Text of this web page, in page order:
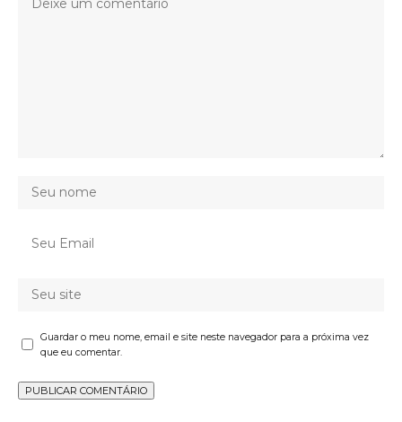
Guardar o meu nome, email e site neste navegador para a próxima vez
que eu comentar.